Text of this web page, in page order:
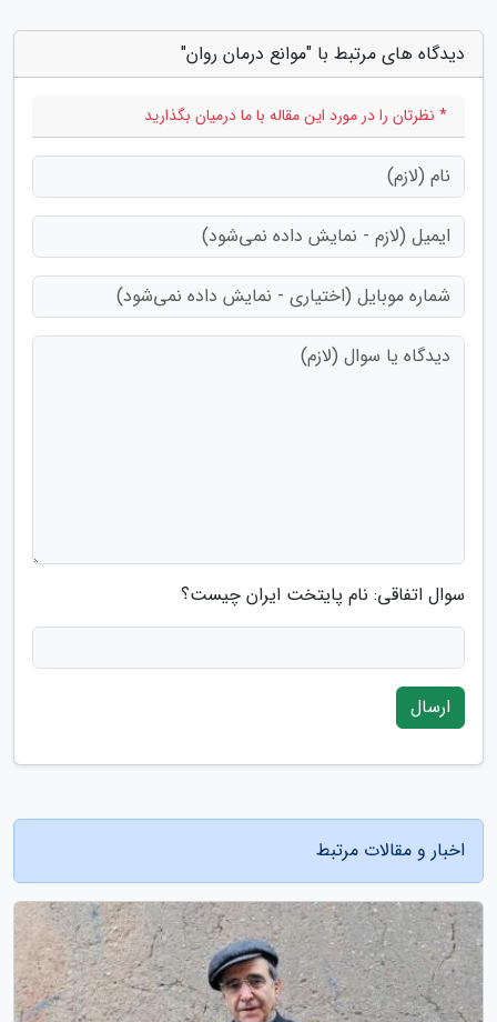
دیدگاه های مرتبط با "موانع درمان روان"
* نظرتان را در مورد این مقاله با ما درمیان بگذارید
سوال اتفاقی: نام پایتخت ایران چیست؟
ارسال
اخبار و مقالات مرتبط